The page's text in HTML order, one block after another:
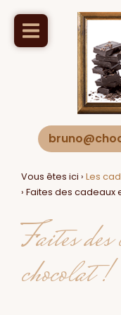
Vous êtes ici › Les
› Faites des cadeaux
Faites
chocolat !